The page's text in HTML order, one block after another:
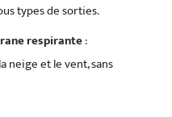
types de sorties.
respirante:
neige et le vent, sans